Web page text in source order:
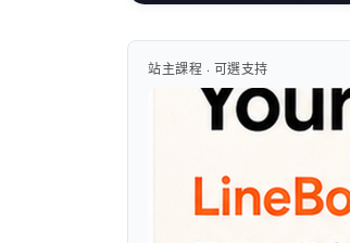
站主課程 · 可選支持